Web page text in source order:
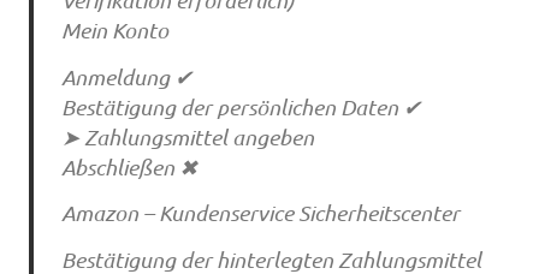
Mein Konto
Anmeldung ✔
Bestätigung der persönlichen Daten ✔
➤ Zahlungsmittel angeben
Abschließen ✖
Amazon – Kundenservice Sicherheitscenter
Bestätigung der hinterlegten Zahlungsmittel